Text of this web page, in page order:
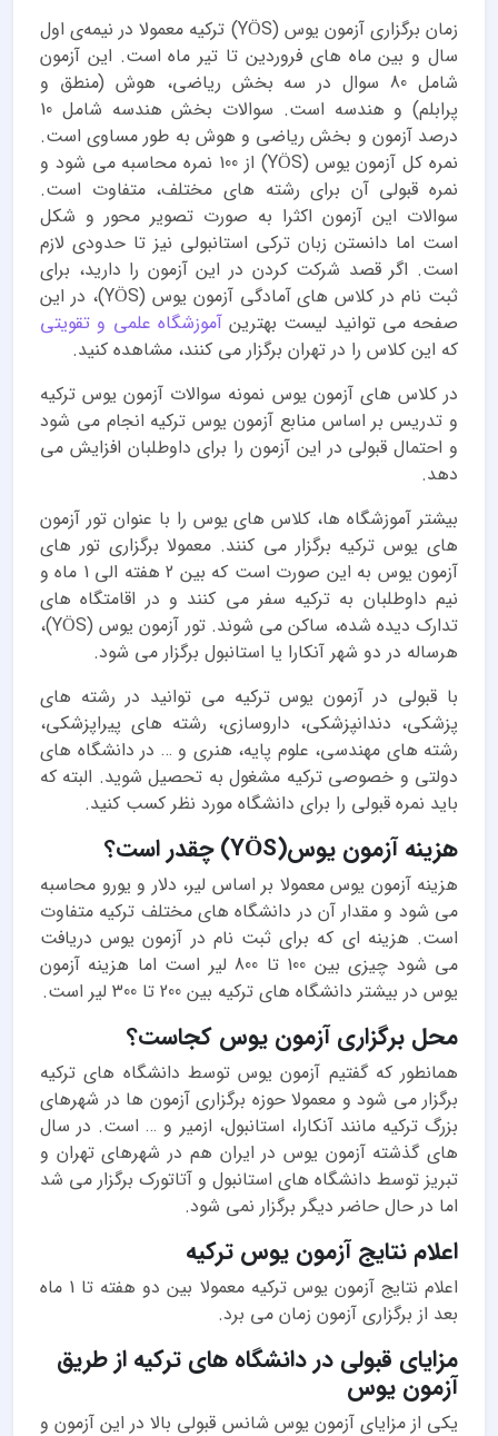
زمان برگزاری آزمون یوس (YÖS) ترکیه معمولا در نیمه‌ی اول
سال و بین ماه های فروردین تا تیر ماه است. این آزمون
شامل 80 سوال در سه بخش ریاضی، هوش (منطق و
پرابلم) و هندسه است. سوالات بخش هندسه شامل 10
درصد آزمون و بخش ریاضی و هوش به طور مساوی است.
نمره کل آزمون یوس (YÖS) از 100 نمره محاسبه می شود و
نمره قبولی آن برای رشته های مختلف، متفاوت است.
سوالات این آزمون اکثرا به صورت تصویر محور و شکل
است اما دانستن زبان ترکی استانبولی نیز تا حدودی لازم
است. اگر قصد شرکت کردن در این آزمون را دارید، برای
ثبت نام در کلاس های آمادگی آزمون یوس (YÖS)، در این
صفحه می توانید لیست بهترینآموزشگاه‌ علمی و تقویتی
که این کلاس را در تهران برگزار می کنند، مشاهده کنید.
در کلاس های آزمون یوس نمونه سوالات آزمون یوس ترکیه
و تدریس بر اساس منابع آزمون یوس ترکیه انجام می شود
و احتمال قبولی در این آزمون را برای داوطلبان افزایش می
دهد.
بیشتر آموزشگاه ها، کلاس های یوس را با عنوان تور آزمون
های یوس ترکیه برگزار می کنند. معمولا برگزاری تور های
آزمون یوس به این صورت است که بین 2 هفته الی 1 ماه و
نیم داوطلبان به ترکیه سفر می کنند و در اقامتگاه های
تدارک دیده شده، ساکن می شوند. تور آزمون یوس (YÖS)،
هرساله در دو شهر آنکارا یا استانبول برگزار می شود.
با قبولی در آزمون یوس ترکیه می توانید در رشته های
پزشکی، دندانپزشکی، داروسازی، رشته های پیراپزشکی،
رشته های مهندسی، علوم پایه، هنری و … در دانشگاه های
دولتی و خصوصی ترکیه مشغول به تحصیل شوید. البته که
باید نمره قبولی را برای دانشگاه مورد نظر کسب کنید.
هزینه آزمون یوس(YÖS) چقدر است؟
هزینه آزمون یوس معمولا بر اساس لیر، دلار و یورو محاسبه
می شود و مقدار آن در دانشگاه های مختلف ترکیه متفاوت
است. هزینه ای که برای ثبت نام در آزمون یوس دریافت
می شود چیزی بین 100 تا 800 لیر است اما هزینه آزمون
یوس در بیشتر دانشگاه های ترکیه بین 200 تا 300 لیر است.
محل برگزاری آزمون یوس کجاست؟
همانطور که گفتیم آزمون یوس توسط دانشگاه های ترکیه
برگزار می شود و معمولا حوزه برگزاری آزمون ها در شهرهای
بزرگ ترکیه مانند آنکارا، استانبول، ازمیر و … است. در سال
های گذشته آزمون یوس در ایران هم در شهرهای تهران و
تبریز توسط دانشگاه های استانبول و آتاتورک برگزار می شد
اما در حال حاضر دیگر برگزار نمی شود.
اعلام نتایج آزمون یوس ترکیه
اعلام نتایج آزمون یوس ترکیه معمولا بین دو هفته تا 1 ماه
بعد از برگزاری آزمون زمان می برد.
مزایای قبولی در دانشگاه های ترکیه از طریق
آزمون یوس
یکی از مزایای آزمون یوس شانس قبولی بالا در این آزمون و